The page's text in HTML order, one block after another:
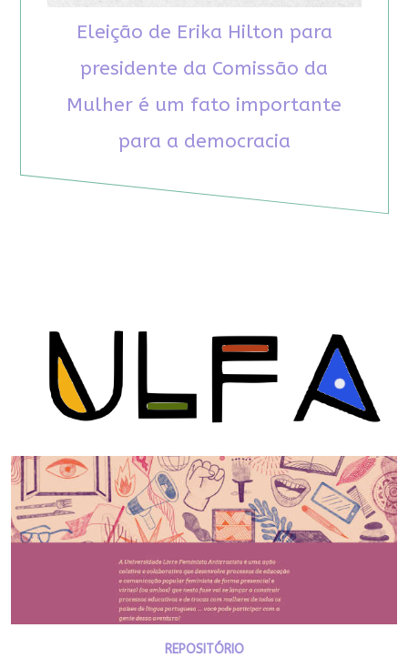
Eleição de Erika Hilton para
presidente da Comissão da
Mulher é um fato importante
para a democracia
REPOSITÓRIO